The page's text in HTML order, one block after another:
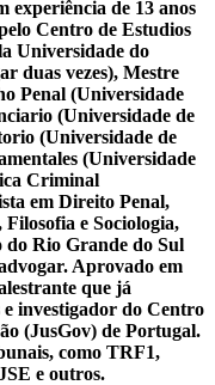
experiência de 13 anos
Centro de Estudios
Universidade do
duas vezes), Mestre
Penal (Universidade
(Universidade de
(Universidade de
(Universidade
Criminal
em Direito Penal,
e Sociologia,
do Rio Grande do Sul
Aprovado em
que já
e investigador do Centro
(JusGov) de Portugal.
como TRF1,
e outros.